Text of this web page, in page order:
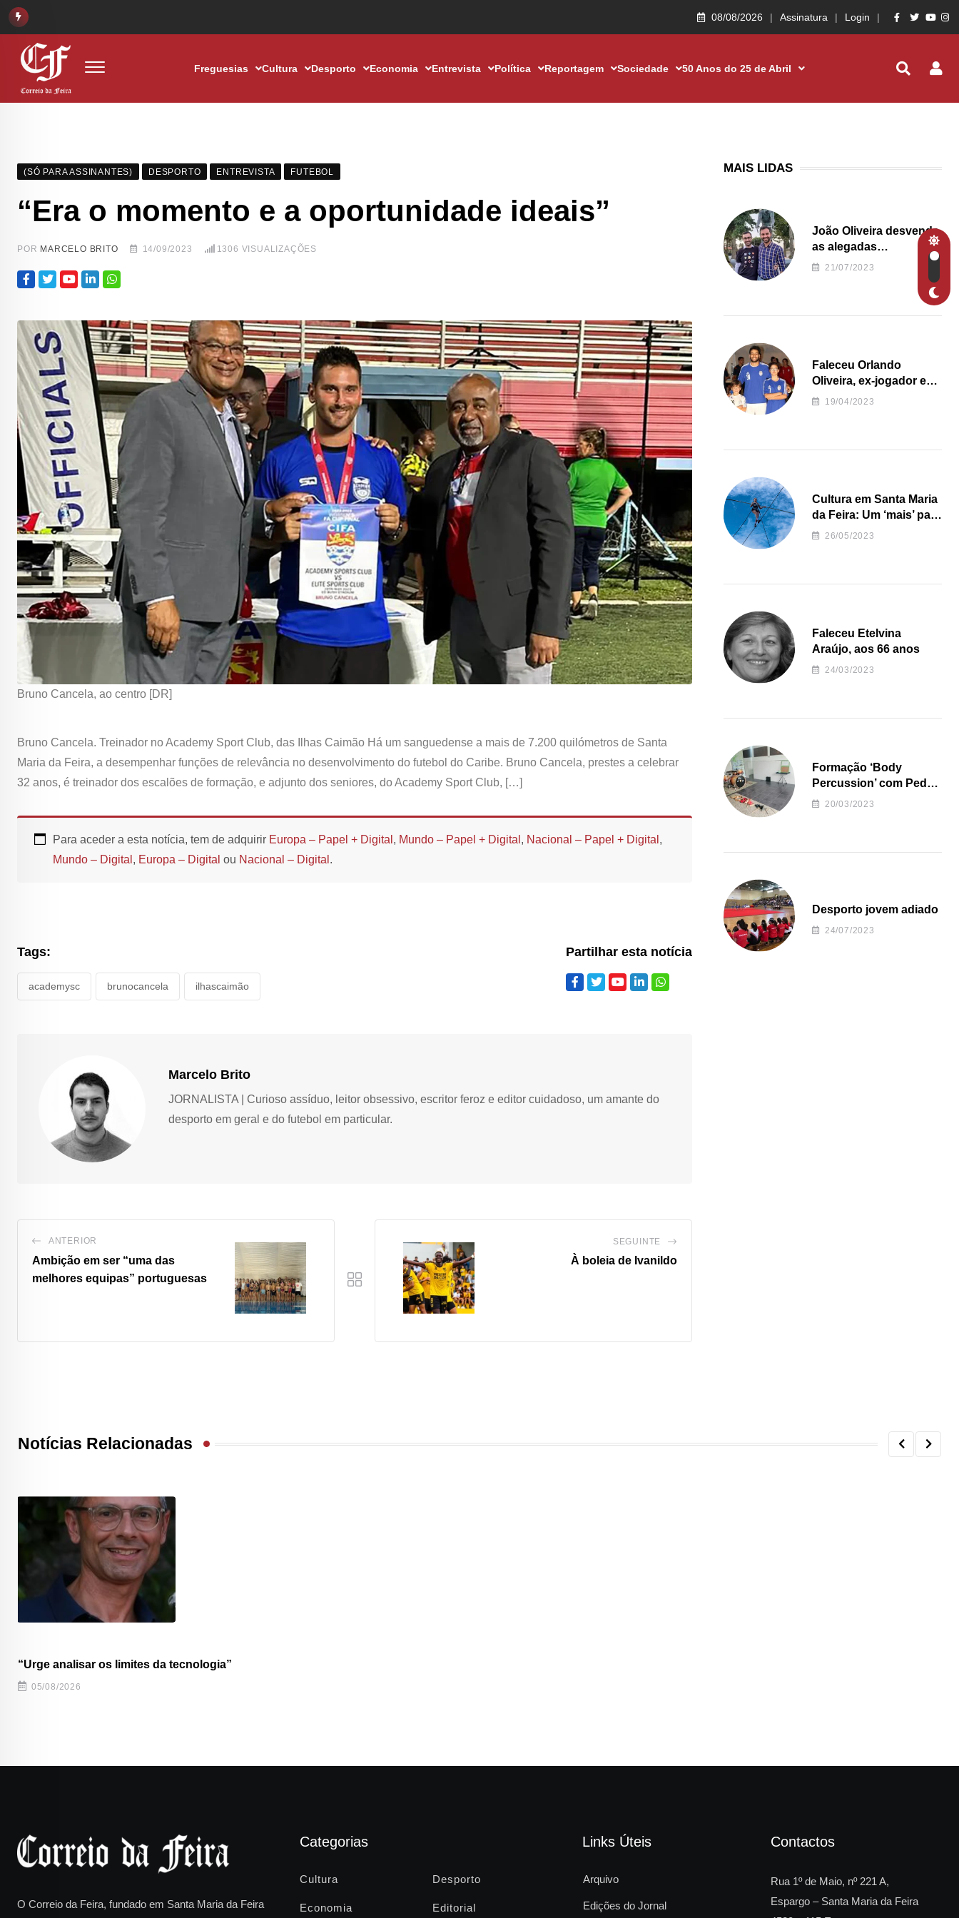
08/08/2026 Assinatura Login
Freguesias Cultura Desporto Economia Entrevista Política Reportagem Sociedade 50 Anos do 25 de Abril
(SÓ PARA ASSINANTES) DESPORTO ENTREVISTA FUTEBOL
“Era o momento e a oportunidade ideais”
POR MARCELO BRITO 14/09/2023 1306 VISUALIZAÇÕES
Bruno Cancela, ao centro [DR]
Bruno Cancela. Treinador no Academy Sport Club, das Ilhas Caimão Há um sanguedense a mais de 7.200 quilómetros de Santa
Maria da Feira, a desempenhar funções de relevância no desenvolvimento do futebol do Caribe. Bruno Cancela, prestes a celebrar
32 anos, é treinador dos escalões de formação, e adjunto dos seniores, do Academy Sport Club, […]
Para aceder a esta notícia, tem de adquirir Europa – Papel + Digital , Mundo – Papel + Digital , Nacional – Papel + Digital ,
Mundo – Digital , Europa – Digital ou Nacional – Digital .
Tags:
academysc brunocancela ilhascaimão
Partilhar esta notícia
Marcelo Brito
JORNALISTA | Curioso assíduo, leitor obsessivo, escritor feroz e editor cuidadoso, um amante do
desporto em geral e do futebol em particular.
ANTERIOR
Ambição em ser “uma das
melhores equipas” portuguesas
SEGUINTE
À boleia de Ivanildo
MAIS LIDAS
João Oliveira desvenda
as alegadas
irregularidades da
Junta de Freguesia S.
21/07/2023
Faleceu Orlando
Oliveira, ex-jogador e
treinador da formação
19/04/2023
Cultura em Santa Maria
da Feira: Um ‘mais’ para
o Concelho
26/05/2023
Faleceu Etelvina
Araújo, aos 66 anos
24/03/2023
Formação ‘Body
Percussion’ com Pedro
Almeida
20/03/2023
Desporto jovem adiado
24/07/2023
Notícias Relacionadas
“Urge analisar os limites da tecnologia”
05/08/2026
O Correio da Feira, fundado em Santa Maria da Feira
Categorias
Cultura Desporto
Economia Editorial
Links Úteis
Arquivo
Edições do Jornal
Contactos
Rua 1º de Maio, nº 221 A,
Espargo – Santa Maria da Feira